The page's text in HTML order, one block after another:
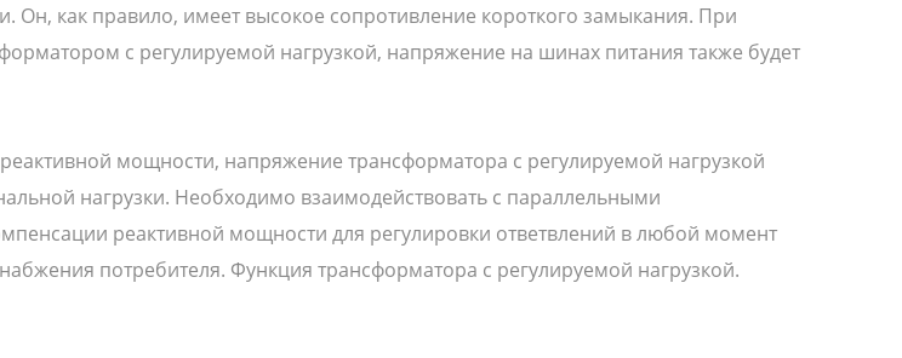
Он, как правило, имеет высокое сопротивление короткого замыкания. При
с регулируемой нагрузкой, напряжение на шинах питания также будет
мощности, напряжение трансформатора с регулируемой нагрузкой
нагрузки. Необходимо взаимодействовать с параллельными
реактивной мощности для регулировки ответвлений в любой момент
потребителя. Функция трансформатора с регулируемой нагрузкой.